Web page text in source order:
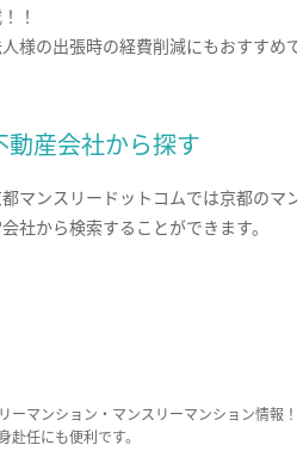
！
様の出張時の経費削減にもおすすめで
動産会社から探す
マンスリードットコムでは京都のマ
社から検索することができます。
ーマンション・マンスリーマンション情報
任にも便利です。